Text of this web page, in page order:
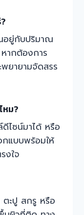
อยู่กับปริมาณ
ากต้องการ
ยายามจัดสรร
หม?
ไซน์มาได้ หรือ
แบบพร้อมให้
งใจ
ะปู สกรู หรือ